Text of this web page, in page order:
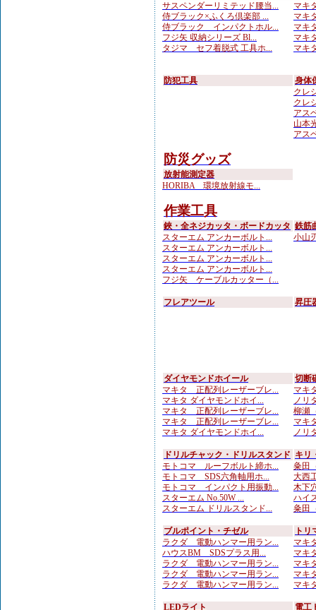
サスペンダーリミテッド腰当...
侍ブラック×ふくろ倶楽部 ...
侍ブラック インパクトホル...
フジ矢 収納シリーズ Bl...
タジマ セフ着脱式 工具ホ...
マキ
マキ
マキ
マキ
マキ
防犯工具
身体
クレ
クレ
アス
山本
アス
防災グッズ
放射能測定器
HORIBA 環境放射線モ...
作業工具
鋏・全ネジカッタ・ボードカッタ
スターエム アンカーボルト...
スターエム アンカーボルト...
スターエム アンカーボルト...
スターエム アンカーボルト...
フジ矢 ケーブルカッター（...
鉄筋
小山
フレアツール 昇圧
ダイヤモンドホイール
マキタ 正配列レーザーブレ...
マキタ ダイヤモンドホイ...
マキタ 正配列レーザーブレ...
マキタ 正配列レーザーブレ...
マキタ ダイヤモンドホイ...
切断
マキ
ノリ
柳瀬
マキ
ノリ
ドリルチャック・ドリルスタンド
モトコマ ルーフボルト締ホ...
モトコマ SDS六角軸用ホ...
モトコマ インパクト用振動...
スターエム No.50W ...
スターエム ドリルスタンド...
キリ
粂田
大西
木下
ハイ
粂田
ブルポイント・チゼル
ラクダ 電動ハンマー用ラン...
ハウスBM SDSプラス用...
ラクダ 電動ハンマー用ラン...
ラクダ 電動ハンマー用ラン...
ラクダ 電動ハンマー用ラン...
ト
マキ
マキ
マキ
マキ
マキ
LEDライト
電工